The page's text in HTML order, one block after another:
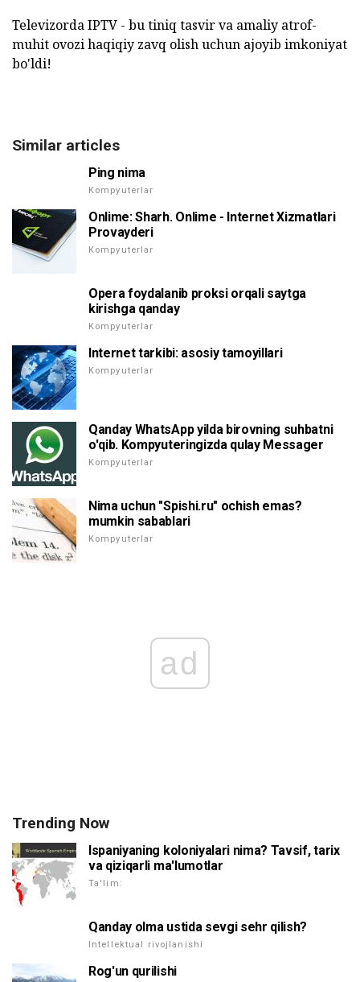
Televizorda IPTV - bu tiniq tasvir va amaliy atrof-
muhit ovozi haqiqiy zavq olish uchun ajoyib imkoniyat
bo'ldi!
Similar articles
Ping nima
Kompyuterlar
Onlime: Sharh. Onlime - Internet Xizmatlari
Provayderi
Kompyuterlar
Opera foydalanib proksi orqali saytga
kirishga qanday
Kompyuterlar
Internet tarkibi: asosiy tamoyillari
Kompyuterlar
Qanday WhatsApp yilda birovning suhbatni
o'qib. Kompyuteringizda qulay Messager
Kompyuterlar
Nima uchun "Spishi.ru" ochish emas?
mumkin sabablari
Kompyuterlar
ad
Trending Now
Ispaniyaning koloniyalari nima? Tavsif, tarix
va qiziqarli ma'lumotlar
Ta'lim:
Qanday olma ustida sevgi sehr qilish?
Intellektual rivojlanishi
Rog'un qurilishi